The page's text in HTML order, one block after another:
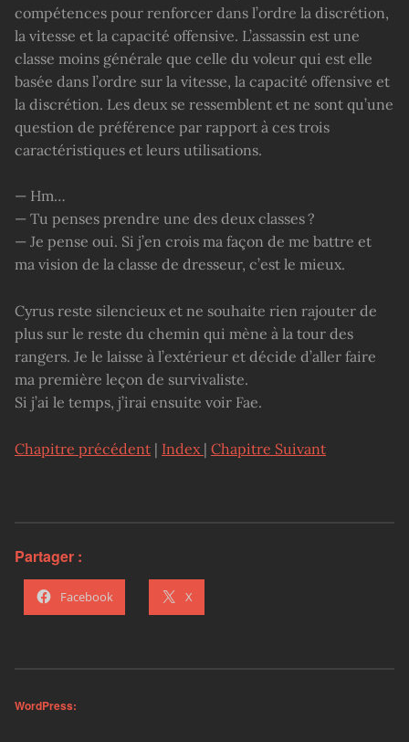
compétences pour renforcer dans l’ordre la discrétion,
la vitesse et la capacité offensive. L’assassin est une
classe moins générale que celle du voleur qui est elle
basée dans l’ordre sur la vitesse, la capacité offensive et
la discrétion. Les deux se ressemblent et ne sont qu’une
question de préférence par rapport à ces trois
caractéristiques et leurs utilisations.
— Hm…
— Tu penses prendre une des deux classes ?
— Je pense oui. Si j’en crois ma façon de me battre et
ma vision de la classe de dresseur, c’est le mieux.
Cyrus reste silencieux et ne souhaite rien rajouter de
plus sur le reste du chemin qui mène à la tour des
rangers. Je le laisse à l’extérieur et décide d’aller faire
ma première leçon de survivaliste.
Si j’ai le temps, j’irai ensuite voir Fae.
Chapitre précédent | Index | Chapitre Suivant
Partager :
Facebook X
WordPress: